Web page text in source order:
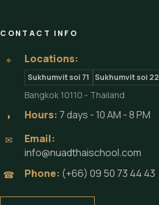
CONTACT INFO
⌖ Locations:
Sukhumvit soi 71 Sukhumvit soi 22
Bangkok 10110 - Thailand
◗ Hours: 7 days - 10 AM - 8 PM
✉
Email:
info@nuadthaischool.com
☎ Phone: (+66) 09 50 73 44 43